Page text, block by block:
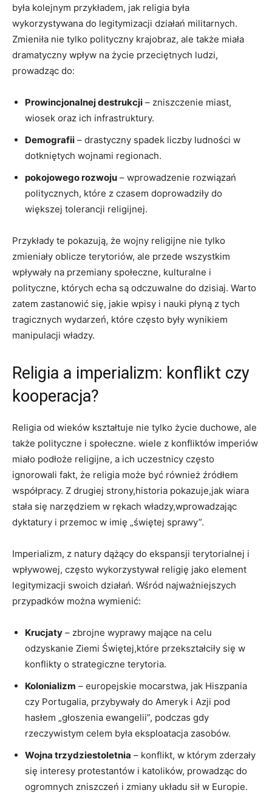
była kolejnym przykładem, jak religia była
wykorzystywana do legitymizacji działań militarnych.
Zmieniła nie tylko polityczny krajobraz, ale także miała
dramatyczny wpływ na życie przeciętnych ludzi,
prowadząc do:
Prowincjonalnej destrukcji – zniszczenie miast,
wiosek oraz ich infrastruktury.
Demografii – drastyczny spadek liczby ludności w
dotkniętych wojnami regionach.
pokojowego rozwoju – wprowadzenie rozwiązań
politycznych, które z czasem doprowadziły do
większej tolerancji religijnej.
Przykłady te pokazują, że wojny religijne nie tylko
zmieniały oblicze terytoriów, ale przede wszystkim
wpływały na przemiany społeczne, kulturalne i
polityczne, których echa są odczuwalne do dzisiaj. Warto
zatem zastanowić się, jakie wpisy i nauki płyną z tych
tragicznych wydarzeń, które często były wynikiem
manipulacji władzy.
Religia a imperializm: konflikt czy
kooperacja?
Religia od wieków kształtuje nie tylko życie duchowe, ale
także polityczne i społeczne. wiele z konfliktów imperiów
miało podłoże religijne, a ich uczestnicy często
ignorowali fakt, że religia może być również źródłem
współpracy. Z drugiej strony,historia pokazuje,jak wiara
stała się narzędziem w rękach władzy,wprowadzając
dyktatury i przemoc w imię „świętej sprawy”.
Imperializm, z natury dążący do ekspansji terytorialnej i
wpływowej, często wykorzystywał religię jako element
legitymizacji swoich działań. Wśród najważniejszych
przypadków można wymienić:
Krucjaty – zbrojne wyprawy mające na celu
odzyskanie Ziemi Świętej,które przekształciły się w
konflikty o strategiczne terytoria.
Kolonializm – europejskie mocarstwa, jak Hiszpania
czy Portugalia, przybywały do Ameryk i Azji pod
hasłem „głoszenia ewangelii”, podczas gdy
rzeczywistym celem była eksploatacja zasobów.
Wojna trzydziestoletnia – konflikt, w którym zderzały
się interesy protestantów i katolików, prowadząc do
ogromnych zniszczeń i zmiany układu sił w Europie.